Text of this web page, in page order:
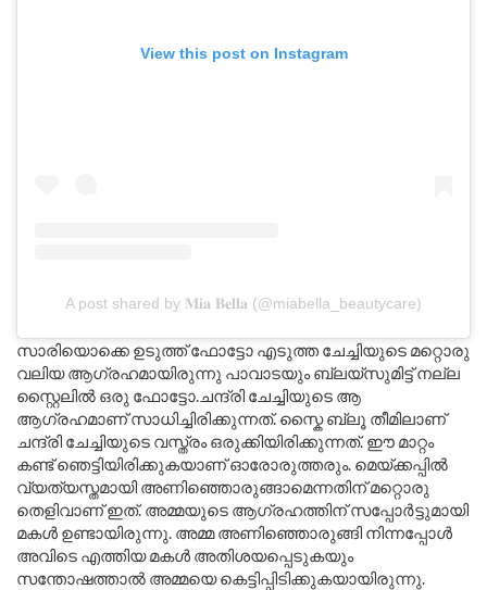
View this post on Instagram
A post shared by 𝐌𝐢𝐚 𝐁𝐞𝐥𝐥𝐚 (@miabella_beautycare)
സാരിയൊക്കെ ഉടുത്ത് ഫോട്ടോ എടുത്ത ചേച്ചിയുടെ മറ്റൊരു
വലിയ ആഗ്രഹമായിരുന്നു പാവാടയും ബ്ലയ്സുമിട്ട് നല്ല
സ്റ്റൈലിൽ ഒരു ഫോട്ടോ.ചന്ദ്രി ചേച്ചിയുടെ ആ
ആഗ്രഹമാണ് സാധിച്ചിരിക്കുന്നത്. സ്കൈ ബ്ലൂ തീമിലാണ്
ചന്ദ്രി ചേച്ചിയുടെ വസ്ത്രം ഒരുക്കിയിരിക്കുന്നത്. ഈ മാറ്റം
കണ്ട് ഞെട്ടിയിരിക്കുകയാണ് ഓരോരുത്തരും. മെയ്ക്കപ്പിൽ
വ്യത്യസ്തമായി അണിഞ്ഞൊരുങ്ങാമെന്നതിന് മറ്റൊരു
തെളിവാണ് ഇത്. അമ്മയുടെ ആഗ്രഹത്തിന് സപ്പോർട്ടുമായി
മകൾ ഉണ്ടായിരുന്നു. അമ്മ അണിഞ്ഞൊരുങ്ങി നിന്നപ്പോൾ
അവിടെ എത്തിയ മകൾ അതിശയപ്പെടുകയും
സന്തോഷത്താൽ അമ്മയെ കെട്ടിപ്പിടിക്കുകയായിരുന്നു.